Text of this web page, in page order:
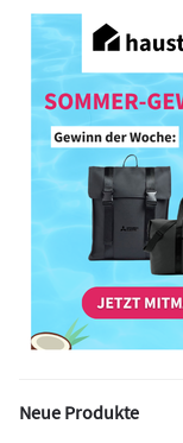
Neue Produkte